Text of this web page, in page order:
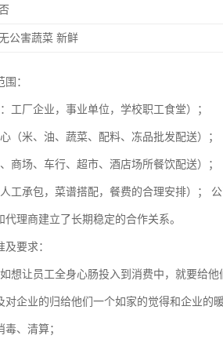
公害蔬菜 新鲜
围：
工厂企业，事业单位，学校职工食堂）；
（米、油、蔬菜、配料、冻品批发配送）；
商场、车行、超市、酒店场所餐饮配送）；
工承包，菜谱搭配，餐费的合理安排）；
理商建立了长期稳定的合作关系。
要求：
想让员工全身心肠投入到消费中，就要给
对企业的归给他们一个如家的觉得和企业
、清算；